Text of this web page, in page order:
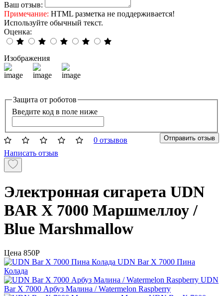
Ваш отзыв:
Примечание: HTML разметка не поддерживается!
Используйте обычный текст.
Оценка:
Изображения
Защита от роботов
Введите код в поле ниже
Отправить отзыв
0 отзывов
Написать отзыв
Электронная сигарета UDN
BAR X 7000 Маршмеллоу /
Blue Marshmallow
Цена 850P
UDN Bar X 7000 Пина
Колада
UDN
Bar X 7000 Арбуз Малина / Watermelon Raspberry